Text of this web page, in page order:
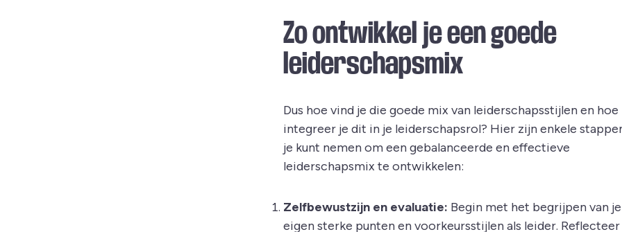
Zo ontwikkel je een goede
leiderschapsmix
Dus hoe vind je die goede mix van leiderschapsstijlen en hoe
integreer je dit in je leiderschapsrol? Hier zijn enkele
je kunt nemen om een gebalanceerde en effectieve
leiderschapsmix te ontwikkelen:
Zelfbewustzijn en evaluatie: Begin met het begrijpen van je
eigen sterke punten en voorkeursstijlen als leider.